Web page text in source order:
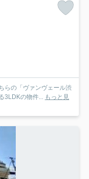
らの「ヴァンヴェール渋
3LDKの物件...
もっと見